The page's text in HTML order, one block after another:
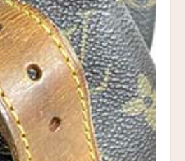
、金具の錆、金具の小傷、底面
の保管臭